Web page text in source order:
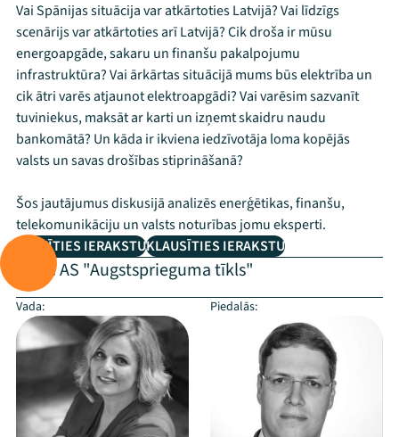
Vai Spānijas situācija var atkārtoties Latvijā? Vai līdzīgs
scenārijs var atkārtoties arī Latvijā? Cik droša ir mūsu
energoapgāde, sakaru un finanšu pakalpojumu
infrastruktūra? Vai ārkārtas situācijā mums būs elektrība un
cik ātri varēs atjaunot elektroapgādi? Vai varēsim sazvanīt
tuviniekus, maksāt ar karti un izņemt skaidru naudu
bankomātā? Un kāda ir ikviena iedzīvotāja loma kopējās
valsts un savas drošības stiprināšanā?
Šos jautājumus diskusijā analizēs enerģētikas, finanšu,
telekomunikāciju un valsts noturības jomu eksperti.
SKATĪTIES IERAKSTUKLAUSĪTIES IERAKSTU
Rīko:AS "Augstsprieguma tīkls"
Vada: Piedalās: